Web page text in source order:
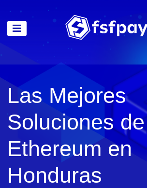
Las Mejores
Soluciones
Ethereum en
Honduras